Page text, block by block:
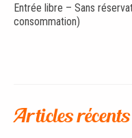
Entrée libre – Sans
consommation)
Articles récents